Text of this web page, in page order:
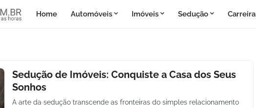
Home Automóveis Imóveis Sedução Carreira
Sedução de Imóveis: Conquiste a Casa dos Seus
Sonhos
A arte da sedução transcende as fronteiras do simples relacionamento